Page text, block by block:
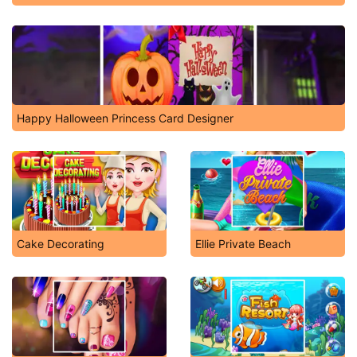
Happy Halloween Princess Card Designer
Cake Decorating Ellie Private Beach